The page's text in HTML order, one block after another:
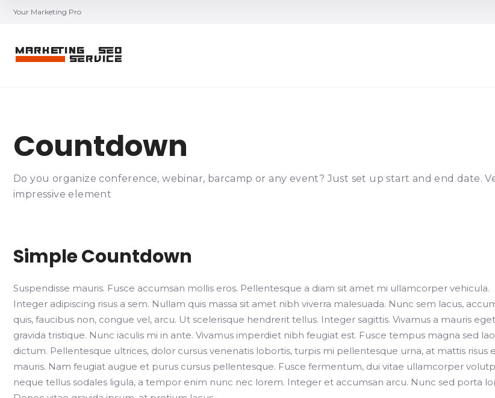
Your Marketing Pro
Countdown
Do you organize conference, webinar, barcamp or any event? Just set up start and end date.
impressive element
Simple Countdown
Suspendisse mauris. Fusce accumsan mollis eros. Pellentesque a diam sit amet mi ullamcorper vehicula.
Integer adipiscing risus a sem. Nullam quis massa sit amet nibh viverra malesuada. Nunc sem lacus,
quis, faucibus non, congue vel, arcu. Ut scelerisque hendrerit tellus. Integer sagittis. Vivamus a mauris
gravida tristique. Nunc iaculis mi in ante. Vivamus imperdiet nibh feugiat est. Fusce tempus magna sed
dictum. Pellentesque ultrices, dolor cursus venenatis lobortis, turpis mi pellentesque urna, at mattis risus
mauris. Nam feugiat augue et purus cursus pellentesque. Fusce fermentum, dui vitae ullamcorper
neque tellus sodales ligula, a tempor enim nunc nec lorem. Integer et accumsan arcu. Nunc sed porta